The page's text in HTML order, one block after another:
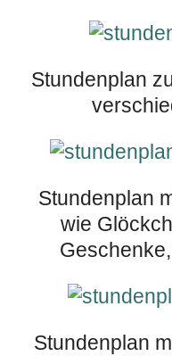
Stundenplan
Stundenplan
wie
Stundenplan